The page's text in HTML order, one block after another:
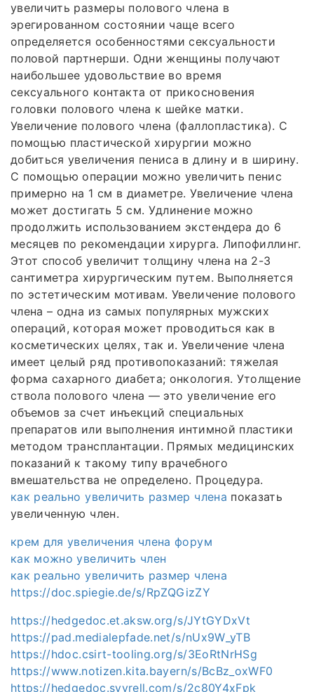
увеличить размеры полового члена в
эрегированном состоянии чаще всего
определяется особенностями сексуальности
половой партнерши. Одни женщины получают
наибольшее удовольствие во время
сексуального контакта от прикосновения
головки полового члена к шейке матки.
Увеличение полового члена (фаллопластика). С
помощью пластической хирургии можно
добиться увеличения пениса в длину и в ширину.
С помощью операции можно увеличить пенис
примерно на 1 см в диаметре. Увеличение члена
может достигать 5 см. Удлинение можно
продолжить использованием экстендера до 6
месяцев по рекомендации хирурга. Липофиллинг.
Этот способ увеличит толщину члена на 2-3
сантиметра хирургическим путем. Выполняется
по эстетическим мотивам. Увеличение полового
члена – одна из самых популярных мужских
операций, которая может проводиться как в
косметических целях, так и. Увеличение члена
имеет целый ряд противопоказаний: тяжелая
форма сахарного диабета; онкология. Утолщение
ствола полового члена — это увеличение его
объемов за счет инъекций специальных
препаратов или выполнения интимной пластики
методом трансплантации. Прямых медицинских
показаний к такому типу врачебного
вмешательства не определено. Процедура.
как реально увеличить размер члена показать
увеличенную член.
крем для увеличения члена форум
как можно увеличить член
как реально увеличить размер члена
https://doc.spiegie.de/s/RpZQGizZY
https://hedgedoc.et.aksw.org/s/JYtGYDxVt
https://pad.medialepfade.net/s/nUx9W_yTB
https://hdoc.csirt-tooling.org/s/3EoRtNrHSg
https://www.notizen.kita.bayern/s/BcBz_oxWF0
https://hedgedoc.syyrell.com/s/2c80Y4xFpk